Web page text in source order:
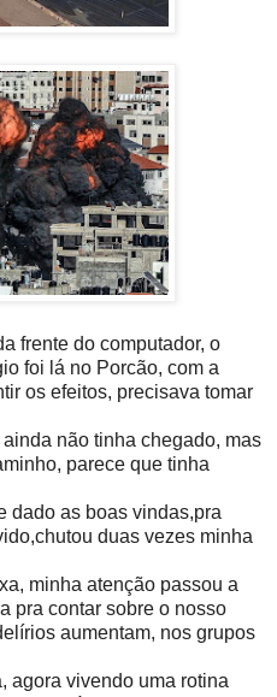
frente do computador, o
foi lá no Porcão, com a
os efeitos, precisava tomar
não tinha chegado, mas
parece que tinha
dado as boas vindas,pra
duas vezes minha
minha atenção passou a
pra contar sobre o nosso
aumentam, nos grupos
agora vivendo uma rotina